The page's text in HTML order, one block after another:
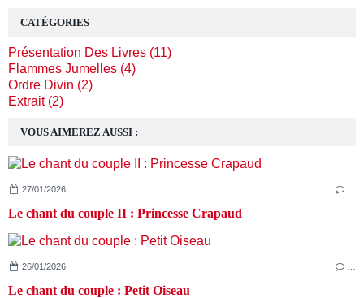
VOUS AIMEREZ AUSSI :
27/01/2026
Le chant du couple II : Princesse Crapaud
26/01/2026
Le chant du couple : Petit Oiseau
CATÉGORIES
Présentation Des Livres (11)
Flammes Jumelles (4)
Ordre Divin (2)
Extrait (2)